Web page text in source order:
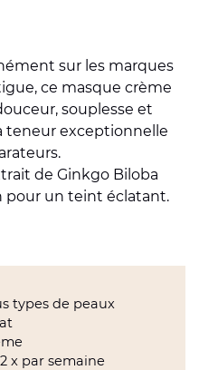
sur les marques
ce masque crème
souplesse et
teneur exceptionnelle
de Ginkgo Biloba
pour un teint éclatant.
types de peaux
2 x par semaine